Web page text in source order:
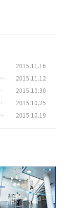
2015.11.16
2015.11.12
2015.10.30
2015.10.25
2015.10.19